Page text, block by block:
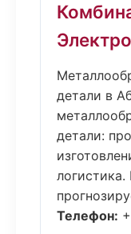
детали в
детали:
Телефон: